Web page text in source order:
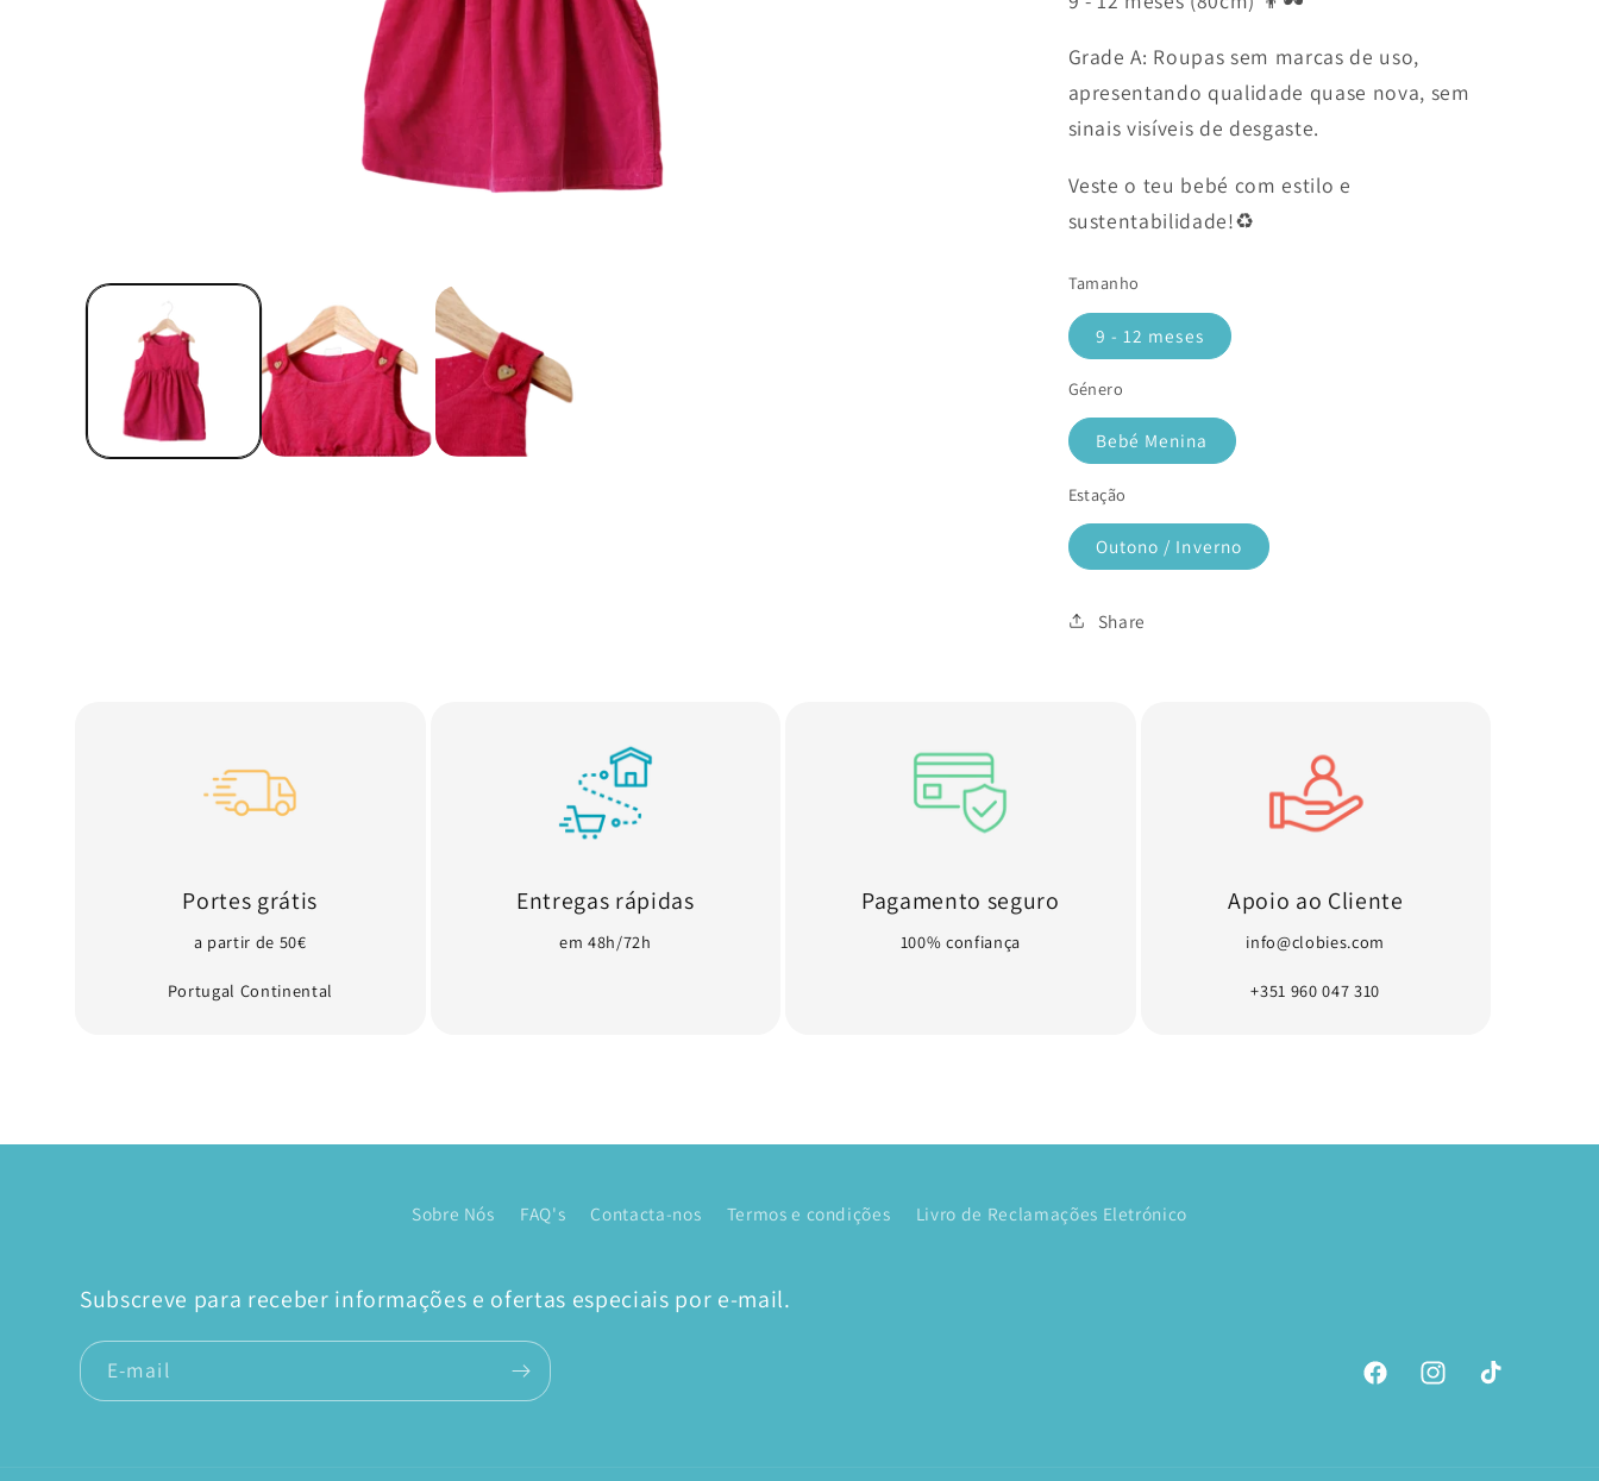
Grade A: Roupas sem marcas de uso,
apresentando qualidade quase nova, sem
sinais visíveis de desgaste.
Veste o teu bebé com estilo e
sustentabilidade!♻️
Tamanho
9 - 12 meses
Género
Bebé Menina
Estação
Outono / Inverno
Share
Portes grátis
a partir de 50€
Portugal Continental
Entregas rápidas
em 48h/72h
Pagamento seguro
100% confiança
Apoio ao Cliente
info@clobies.com
+351 960 047 310
Sobre Nós FAQ's Contacta-nos Termos e condições Livro de Reclamações Eletrónico
Subscreve para receber informações e ofertas especiais por e-mail.
E-mail
FacebookInstagramTikTok